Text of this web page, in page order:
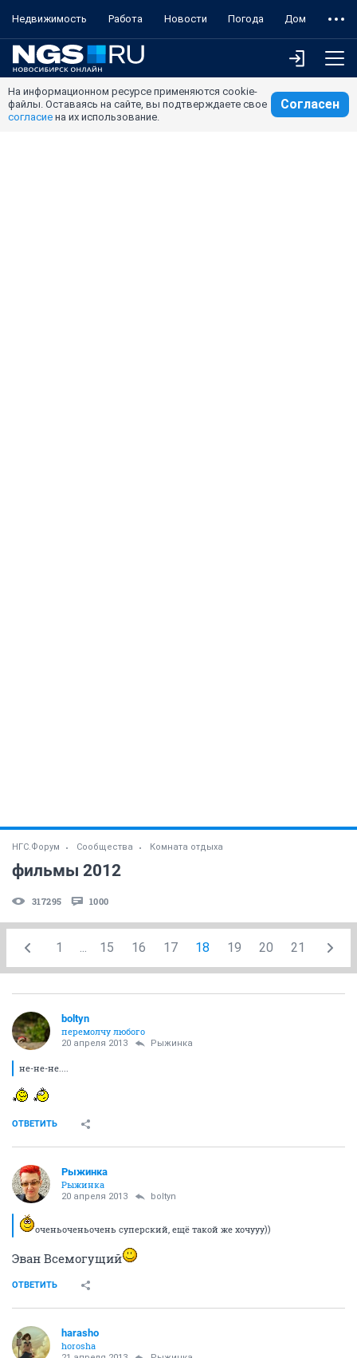
Недвижимость Работа Новости Погода Дом
На информационном ресурсе применяются cookie-
файлы. Оставаясь на сайте, вы подтверждаете свое
согласие на их использование.
Согласен
НГС.Форум Сообщества Комната отдыха
фильмы 2012
317295 1000
1 15 16 17 18 19 20 21
boltyn
перемолчу любого
20 апреля 2013 Рыжинка
не-не-не....
ОТВЕТИТЬ
Рыжинка
Рыжинка
20 апреля 2013 boltyn
оченьоченьочень суперский, ещё такой же хочууу))
Эван Всемогущий
ОТВЕТИТЬ
harasho
horosha